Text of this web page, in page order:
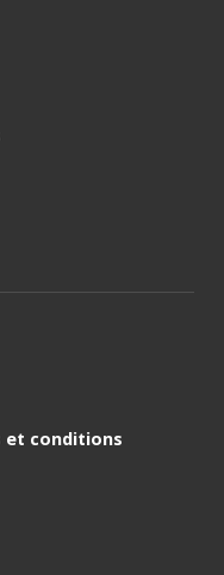
et conditions